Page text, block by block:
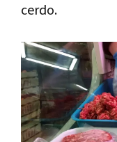
cerdo.